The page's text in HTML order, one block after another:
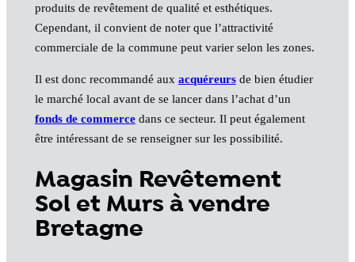
produits de revêtement de qualité et esthétiques.
Cependant, il convient de noter que l’attractivité
commerciale de la commune peut varier selon les zones.
Il est donc recommandé aux acquéreursde bien étudier
le marché local avant de se lancer dans l’achat d’un
fonds de commercedans ce secteur. Il peut également
être intéressant de se renseigner sur les possibilité.
Magasin Revêtement
Sol et Murs à vendre
Bretagne